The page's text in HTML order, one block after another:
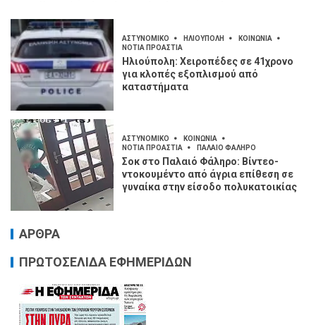
ΑΣΤΥΝΟΜΙΚΟ ΗΛΙΟΥΠΟΛΗ
ΚΟΙΝΩΝΙΑ
ΝΟΤΙΑ ΠΡΟΑΣΤΙΑ
Ηλιούπολη: Χειροπέδες σε 41χρονο
για κλοπές εξοπλισμού από
καταστήματα
ΑΣΤΥΝΟΜΙΚΟ
ΚΟΙΝΩΝΙΑ
ΝΟΤΙΑ ΠΡΟΑΣΤΙΑ
ΠΑΛΑΙΟ ΦΑΛΗΡΟ
Σοκ στο Παλαιό Φάληρο: Βίντεο-
ντοκουμέντο από άγρια επίθεση σε
γυναίκα στην είσοδο πολυκατοικίας
ΑΡΘΡΑ
ΠΡΩΤΟΣΕΛΙΔΑ ΕΦΗΜΕΡΙΔΩΝ